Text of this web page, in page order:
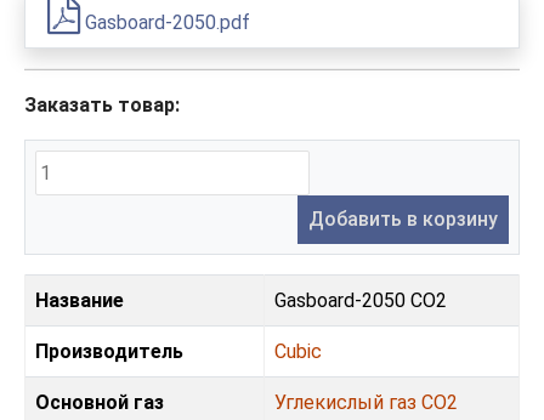
Gasboard-2050.pdf
Заказать товар:
Добавить в корзину
Название Gasboard-2050 CO2
Производитель Cubic
Основной газ
Углекислый газ CO2